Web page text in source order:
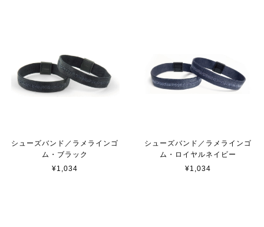
シューズバンド／ラメラインゴ
ム・ブラック
¥1,034
シューズバンド／ラメラインゴ
ム・ロイヤルネイビー
¥1,034